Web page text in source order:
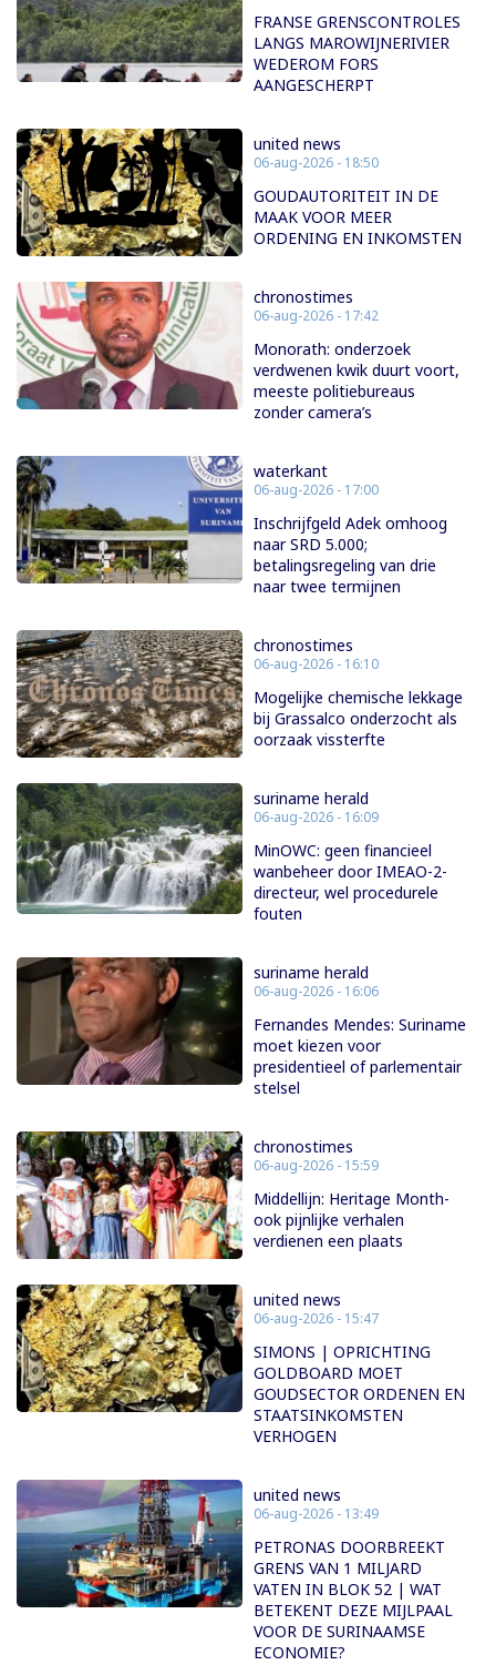
FRANSE GRENSCONTROLES
LANGS MAROWIJNERIVIER
WEDEROM FORS
AANGESCHERPT
united news
06-aug-2026 - 18:50
GOUDAUTORITEIT IN DE
MAAK VOOR MEER
ORDENING EN INKOMSTEN
chronostimes
06-aug-2026 - 17:42
Monorath: onderzoek
verdwenen kwik duurt voort,
meeste politiebureaus
zonder camera’s
waterkant
06-aug-2026 - 17:00
Inschrijfgeld Adek omhoog
naar SRD 5.000;
betalingsregeling van drie
naar twee termijnen
chronostimes
06-aug-2026 - 16:10
Mogelijke chemische lekkage
bij Grassalco onderzocht als
oorzaak vissterfte
suriname herald
06-aug-2026 - 16:09
MinOWC: geen financieel
wanbeheer door IMEAO-2-
directeur, wel procedurele
fouten
suriname herald
06-aug-2026 - 16:06
Fernandes Mendes: Suriname
moet kiezen voor
presidentieel of parlementair
stelsel
chronostimes
06-aug-2026 - 15:59
Middellijn: Heritage Month-
ook pijnlijke verhalen
verdienen een plaats
united news
06-aug-2026 - 15:47
SIMONS | OPRICHTING
GOLDBOARD MOET
GOUDSECTOR ORDENEN EN
STAATSINKOMSTEN
VERHOGEN
united news
06-aug-2026 - 13:49
PETRONAS DOORBREEKT
GRENS VAN 1 MILJARD
VATEN IN BLOK 52 | WAT
BETEKENT DEZE MIJLPAAL
VOOR DE SURINAAMSE
ECONOMIE?